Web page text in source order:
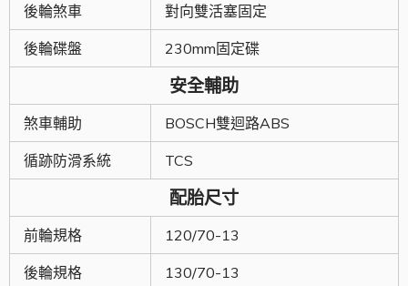
後輪煞車 對向雙活塞固定
後輪碟盤 230mm固定碟
安全輔助
煞車輔助 BOSCH雙迴路ABS
循跡防滑系統 TCS
配胎尺寸
前輪規格 120/70-13
後輪規格 130/70-13